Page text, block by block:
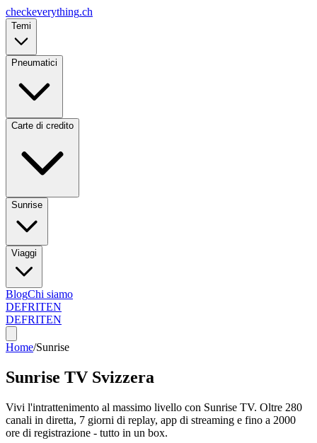
checkeverything.ch
Temi
Pneumatici
Carte di credito
Sunrise
Viaggi
BlogChi siamo
DEFRITEN
DEFRITEN
Home/Sunrise
Sunrise TV Svizzera
Vivi l'intrattenimento al massimo livello con Sunrise TV. Oltre 280
canali in diretta, 7 giorni di replay, app di streaming e fino a 2000
ore di registrazione - tutto in un box.